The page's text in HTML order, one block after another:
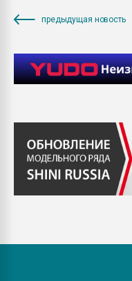
предыдущая новость